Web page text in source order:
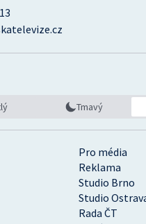
Pro média
Reklama
Studio Brno
Studio
Rada ČT
Tmavý